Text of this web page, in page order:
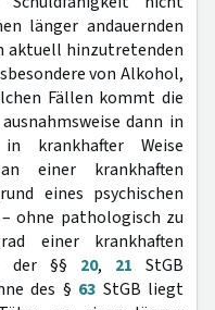
länger andauernden
aktuell hinzutretenden
von Alkohol,
Fällen kommt die
dann in
krankhafter Weise
einer krankhaften
eines psychischen
ohne pathologisch zu
einer krankhaften
der §§ 20, 21 StGB
des § 63 StGB liegt